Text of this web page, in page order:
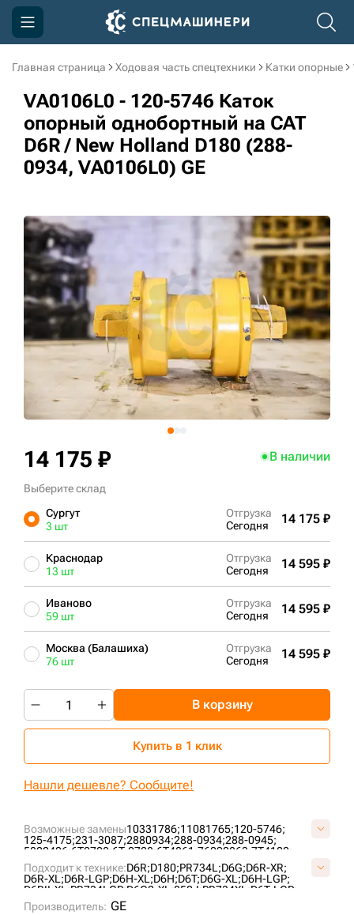
Главная страница Ходовая часть спецтехники Катки опорные
VA0106L0 - 120-5746 Каток
опорный однобортный на CAT
D6R / New Holland D180 (288-
0934, VA0106L0) GE
Возможные замены10331786;11081765;120-5746;
125-4175;231-3087;2880934;288-0934;288-0945;
5802406;6T0728;6T-0728;6T4861;76090863;7T4102;
A01060L0M00;
A1069H1M00;AT322779;CR5477; CR6088;
UF189C2T;UF189C4T;VA0106L0;VCR6088V;
Подходит к технике:D6R;D180;PR734L;D6G;D6R-XR;
D6R-XL;D6R-LGP;D6H-XL;D6H;D6T;D6G-XL;D6H-LGP;
D6RII-XL;PR734LGP;D6G2-XL;850J;PR734XL;D6T-LGP;
D6RDSIII;
D6H-XR;CASE2050M;
Производитель: GE
14 175 ₽ В наличии
Выберите склад
Сургут
3 шт
Отгрузка
Сегодня
14 175 ₽
Краснодар
13 шт
Отгрузка
Сегодня
14 595 ₽
Иваново
59 шт
Отгрузка
Сегодня
14 595 ₽
Москва (Балашиха)
76 шт
Отгрузка
Сегодня
14 595 ₽
В корзину
Купить в 1 клик
Нашли дешевле? Сообщите!
Компания
Акции
Доставка и оплата
Информация
3D тур по производству
3D тур по складам
sksale@skdst.ru
+7 (499) 394-50-93